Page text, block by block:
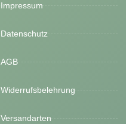
Impressum
Datenschutz
AGB
Widerrufsbelehrung
Versandarten